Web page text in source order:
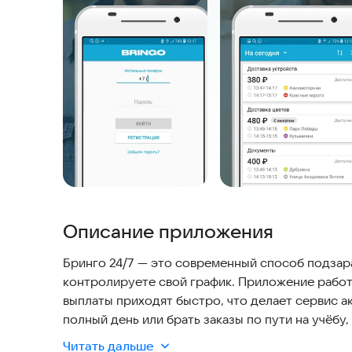
Описание приложения
Бринго 24/7 — это современный способ
контролируете свой график. Приложение
выплаты приходят быстро, что делает сервис
полный день или брать заказы по пути на
уже успешно функционирует в Москве, Санкт-
Читать дальше